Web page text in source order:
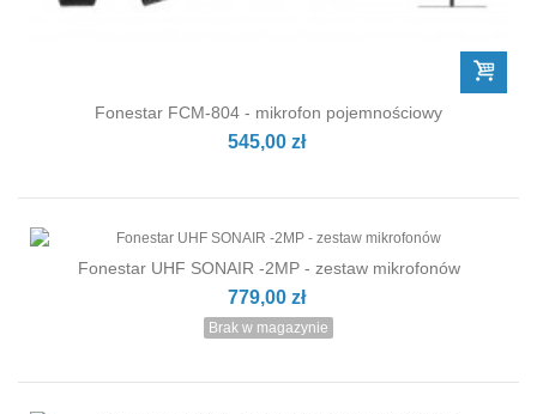
Fonestar FCM-804 - mikrofon pojemnościowy
545,00 zł
Fonestar UHF SONAIR -2MP - zestaw mikrofonów
779,00 zł
Brak w magazynie